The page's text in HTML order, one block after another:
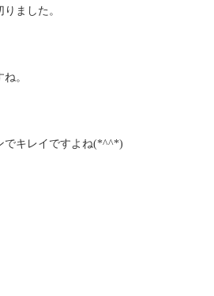
ました。
。
でキレイですよね(*^^*)